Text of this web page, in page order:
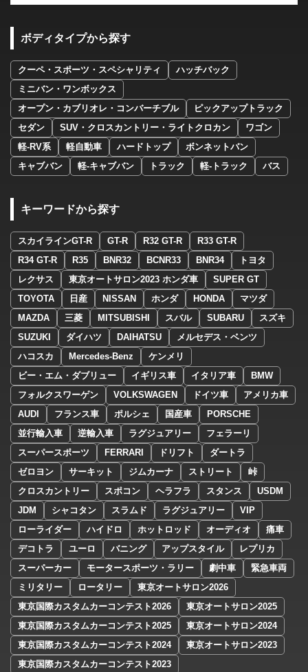
ボディタイプから探す
クーペ・スポーツ・スペシャリティ
ハッチバック
ミニバン・ワンボックス
オープン・カブリオレ・コンバーチブル
ピックアップトラック
セダン
SUV・クロスカントリー・ライトクロカン
ワゴン
軽-RV系
軽自動車 ハードトップ
ボンネットバン
キャブバン
軽-キャブバン トラック 軽-トラック バス
キーワードから探す
スカイラインGT-R GT-R R32 GT-R
R33 GT-R
R34 GT-R
R35 BNR32 BCNR33 BNR34
トヨタ
レクサス
東京オートサロン2023 ホンダ車
SUPER GT
TOYOTA
日産 NISSAN ホンダ HONDA
マツダ
MAZDA
三菱 MITSUBISHI スバル SUBARU
スズキ
SUZUKI
ダイハツ DAIHATSU
メルセデス・ベンツ
ハコスカ
Mercedes-Benz
ケンメリ
ビー・エム・ダブリュー
イギリス車 イタリア車
BMW
フォルクスワーゲン
VOLKSWAGEN ドイツ車
アメリカ車
AUDI
フランス車 ポルシェ 国産車
PORSCHE
並行輸入車
逆輸入車 ラグジュアリー
フェラーリ
スーパースポーツ
FERRARI ドリフト
ダートラ
ゼロヨン
サーキット ジムカーナ ストリート
峠
クロスカントリー
スポコン ヘラフラ スタンス
USDM
JDM
シャコタン スラムド ラグジュアリー
VIP
ローライダー
ハイドロ ホットロッド オーディオ
痛車
デコトラ
ユーロ バニング アップスタイル
レプリカ
スーパーカー
モータースポーツ・ラリー 劇中車
緊急車両
ミリタリー
ロータリー
東京オートサロン2026
東京国際カスタムカーコンテスト2026
東京オートサロン2025
東京国際カスタムカーコンテスト2025
東京オートサロン2024
東京国際カスタムカーコンテスト2024
東京オートサロン2023
東京国際カスタムカーコンテスト2023